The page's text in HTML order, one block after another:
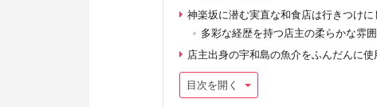
神楽坂に潜む実直な和食店は行きつけに
多彩な経歴を持つ店主の柔らかな雰
店主出身の宇和島の魚介をふんだんに使
目次を開く